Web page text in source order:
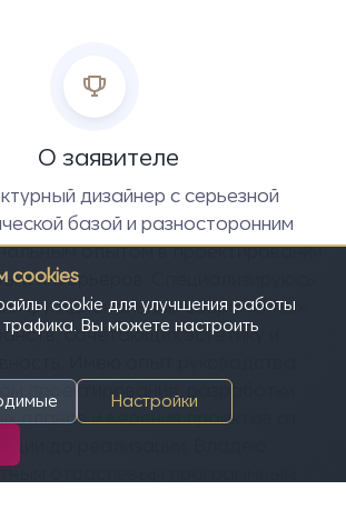
О заявителе
дизайнер с серьезной
базой и разносторонним
опытом в проектировании
и интерьеров. Специализируюсь
функциональных современных
сочетающих эстетику и
проектирования, разработки
планов и ведения проектов от
до реализации. Владею
отраслевым программным
cookies
cookie для улучшения работы
Вы можете настроить
Настройки